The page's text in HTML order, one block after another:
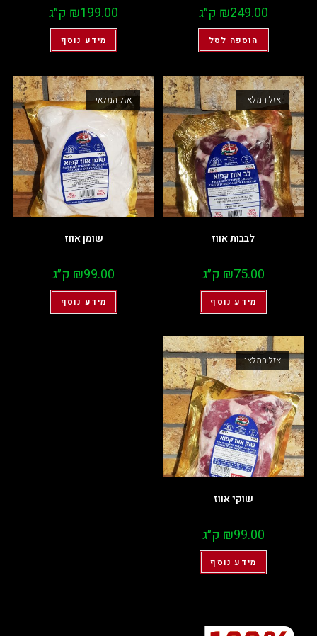
₪249.00 ק״ג
הוספה לסל
₪199.00 ק״ג
מידע נוסף
אזל המלאי
לבבות אווז
₪75.00 ק״ג
מידע נוסף
אזל המלאי
שומן אווז
₪99.00 ק״ג
מידע נוסף
אזל המלאי
שוקי אווז
₪99.00 ק״ג
מידע נוסף